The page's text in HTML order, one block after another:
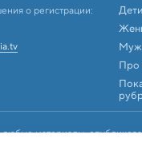
о регистрации:
Дети
Про
материалы,